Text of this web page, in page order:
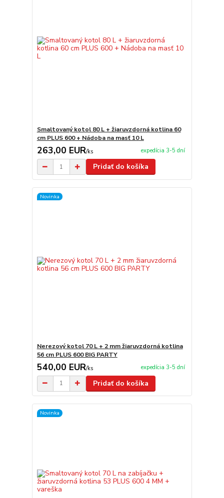
Smaltovaný kotol 80 L + žiaruvzdorná kotlina 60
cm PLUS 600 + Nádoba na masť 10 L
263,00 EUR/ks expedícia 3-5 dní
Pridať do košíka
Novinka
Nerezový kotol 70 L + 2 mm žiaruvzdorná kotlina
56 cm PLUS 600 BIG PARTY
540,00 EUR/ks expedícia 3-5 dní
Pridať do košíka
Novinka